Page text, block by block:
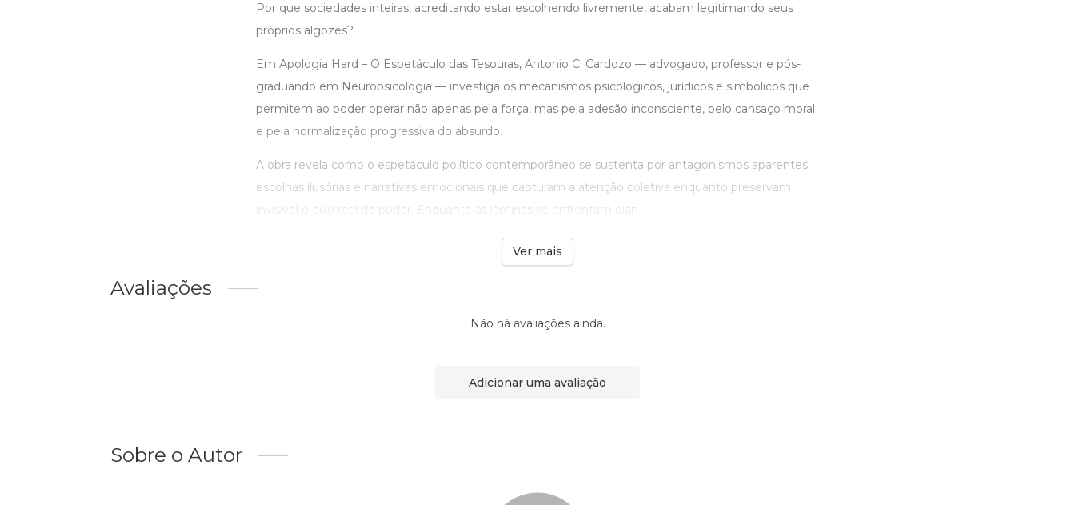
Por que sociedades inteiras, acreditando estar escolhendo livremente, acabam legitimando seus
próprios algozes?
Em Apologia Hard – O Espetáculo das Tesouras, Antonio C. Cardozo — advogado, professor e pós-
graduando em Neuropsicologia — investiga os mecanismos psicológicos, jurídicos e simbólicos que
permitem ao poder operar não apenas pela força, mas pela adesão inconsciente, pelo cansaço moral
e pela normalização progressiva do absurdo.
A obra revela como o espetáculo político contemporâneo se sustenta por antagonismos aparentes,
escolhas ilusórias e narrativas emocionais que capturam a atenção coletiva enquanto preservam
invisível o eixo real do poder. Enquanto as lâminas se enfrentam dian ...
Ver mais
Avaliações
Não há avaliações ainda.
Adicionar uma avaliação
Sobre o Autor